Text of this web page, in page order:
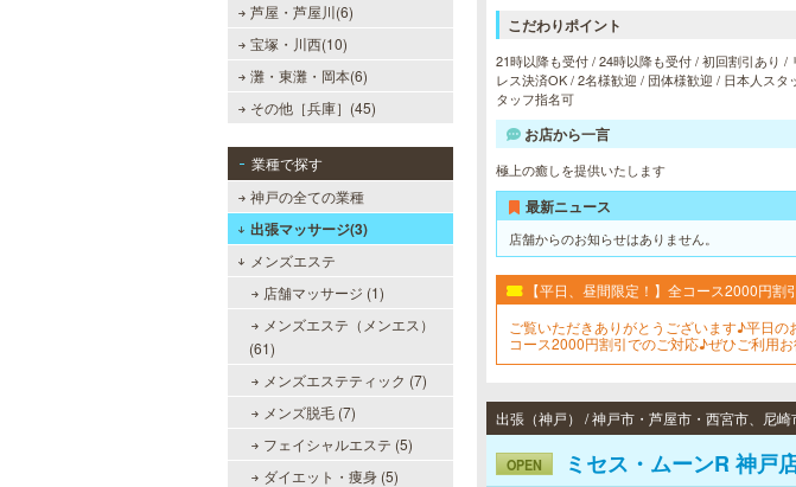
芦屋・芦屋川(6)
宝塚・川西(10)
灘・東灘・岡本(6)
その他［兵庫］(45)
業種で探す
神戸の全ての業種
出張マッサージ(3)
メンズエステ
店舗マッサージ (1)
メンズエステ（メンエス）
(61)
メンズエステティック (7)
メンズ脱毛 (7)
フェイシャルエステ (5)
ダイエット・痩身 (5)
こだわりポイント
21時以降も受付 / 24時以降も受付 / 初回割引あり /
レス決済OK / 2名様歓迎 / 団体様歓迎 / 日本人スタ
タッフ指名可
お店から一言
極上の癒しを提供いたします
最新ニュース
店舗からのお知らせはありません。
【平日、昼間限定！】全コース2000円割
ご覧いただきありがとうございます♪平日
コース2000円割引でのご対応♪ぜひご利用
フリーでのご予約のみとなっております。
OPEN ミセス・ムーンR 神戸